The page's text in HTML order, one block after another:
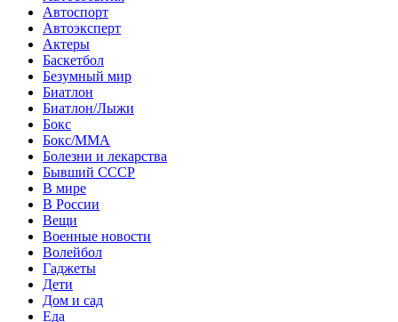
Автоспорт
Автоэксперт
Актеры
Баскетбол
Безумный мир
Биатлон
Биатлон/Лыжи
Бокс
Бокс/MMA
Болезни и лекарства
Бывший СССР
В мире
В России
Вещи
Военные новости
Волейбол
Гаджеты
Дети
Дом и сад
Еда